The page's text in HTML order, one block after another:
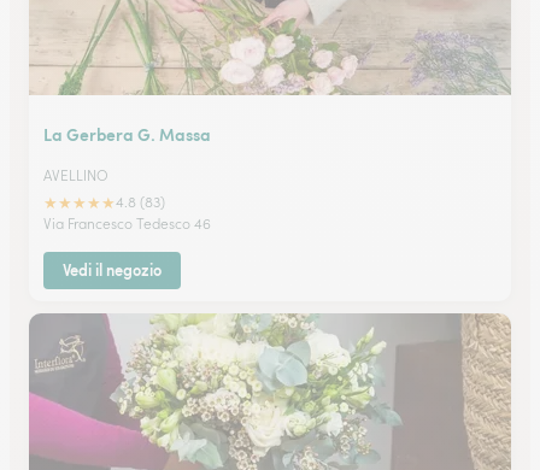
La Gerbera G. Massa
AVELLINO
★★★★★4.8 (83)
Via Francesco Tedesco 46
Vedi il negozio